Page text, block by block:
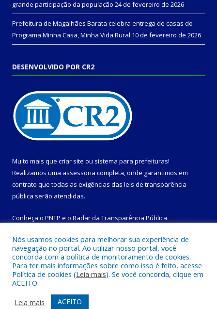
grande participação da população 24 de fevereiro de 2026
Prefeitura de Magalhães Barata celebra entrega de casas do
Programa Minha Casa, Minha Vida Rural 10 de fevereiro de 2026
DESENVOLVIDO POR CR2
Muito mais que criar site ou sistema para prefeituras!
Realizamos uma assessoria completa, onde garantimos em
contrato que todas as exigências das leis de transparência
pública serão atendidas.
Conheça o PNTP e o Radar da Transparência Pública
Todos os direitos reservados a Prefeitura Municipal de
Magalhães Barata.
Mapa do Site
Acessar Área Administrativa
Nós usamos cookies para melhorar sua experiência de
navegação no portal. Ao utilizar nosso portal, você
concorda com a política de monitoramento de cookies.
Para ter mais informações sobre como isso é feito, acesse
Política de cookies (Leia mais). Se você concorda, clique em
ACEITO.
Leia mais
ACEITO